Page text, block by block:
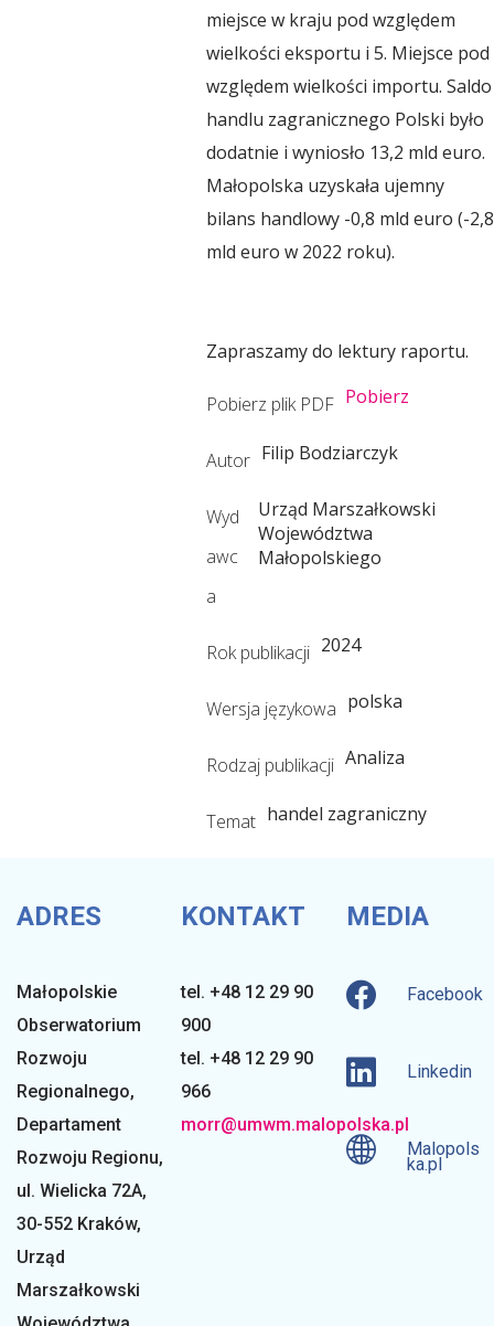
i
o
n
a
l
n
miejsce w kraju pod względem
wielkości eksportu i 5. Miejsce pod
względem wielkości importu. Saldo
handlu zagranicznego Polski było
dodatnie i wyniosło 13,2 mld euro.
Małopolska uzyskała ujemny
bilans handlowy -0,8 mld euro (-2,8
mld euro w 2022 roku).
Zapraszamy do lektury raportu.
Pobierz plik PDF Pobierz
Autor Filip Bodziarczyk
Wyd
awc
a
Urząd Marszałkowski
Województwa
Małopolskiego
Rok publikacji 2024
Wersja językowa polska
Rodzaj publikacji Analiza
Temat handel zagraniczny
ADRES
Małopolskie
Obserwatorium
Rozwoju
Regionalnego,
Departament
Rozwoju Regionu,
ul. Wielicka 72A,
30-552 Kraków,
Urząd
Marszałkowski
KONTAKT
tel. +48 12 29 90
900
tel. +48 12 29 90
966
morr@umwm.malopolska.pl
MEDIA
Facebook
Linkedin
Malopols
ka.pl